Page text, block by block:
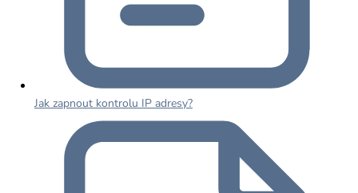
Jak zapnout kontrolu IP adresy?